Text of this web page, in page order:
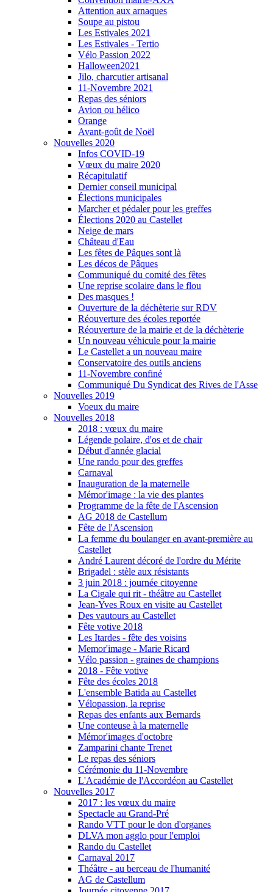
Attention aux arnaques
Soupe au pistou
Les Estivales 2021
Les Estivales - Tertio
Vélo Passion 2022
Halloween2021
Jilo, charcutier artisanal
11-Novembre 2021
Repas des séniors
Avion ou hélico
Orange
Avant-goût de Noël
Nouvelles 2020
Infos COVID-19
Vœux du maire 2020
Récapitulatif
Dernier conseil municipal
Élections municipales
Marcher et pédaler pour les greffes
Élections 2020 au Castellet
Neige de mars
Château d'Eau
Les fêtes de Pâques sont là
Les décos de Pâques
Communiqué du comité des fêtes
Une reprise scolaire dans le flou
Des masques !
Ouverture de la déchèterie sur RDV
Réouverture des écoles reportée
Réouverture de la mairie et de la déchèterie
Un nouveau véhicule pour la mairie
Le Castellet a un nouveau maire
Conservatoire des outils anciens
11-Novembre confiné
Communiqué Du Syndicat des Rives de l'Asse
Nouvelles 2019
Voeux du maire
Nouvelles 2018
2018 : vœux du maire
Légende polaire, d'os et de chair
Début d'année glacial
Une rando pour des greffes
Carnaval
Inauguration de la maternelle
Mémor'image : la vie des plantes
Programme de la fête de l'Ascension
AG 2018 de Castellum
Fête de l'Ascension
La femme du boulanger en avant-première au
Castellet
André Laurent décoré de l'ordre du Mérite
Brigadel : stèle aux résistants
3 juin 2018 : journée citoyenne
La Cigale qui rit - théâtre au Castellet
Jean-Yves Roux en visite au Castellet
Des vautours au Castellet
Fête votive 2018
Les Itardes - fête des voisins
Memor'image - Marie Ricard
Vélo passion - graines de champions
2018 - Fête votive
Fête des écoles 2018
L'ensemble Batida au Castellet
Vélopassion, la reprise
Repas des enfants aux Bernards
Une conteuse à la maternelle
Mémor'images d'octobre
Zamparini chante Trenet
Le repas des séniors
Cérémonie du 11-Novembre
L'Académie de l'Accordéon au Castellet
Nouvelles 2017
2017 : les vœux du maire
Spectacle au Grand-Pré
Rando VTT pour le don d'organes
DLVA mon agglo pour l'emploi
Rando du Castellet
Carnaval 2017
Théâtre - au berceau de l'humanité
AG de Castellum